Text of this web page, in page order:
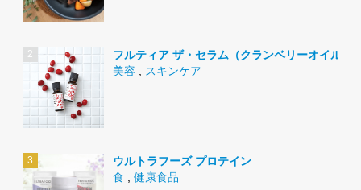
フルティア ザ・セラム（クランベリーオイル）
美容
スキンケア
ウルトラフーズ プロテイン
食
健康食品